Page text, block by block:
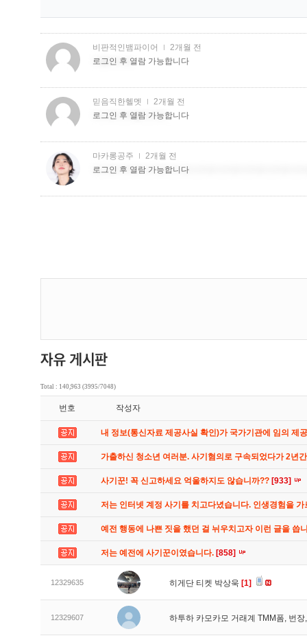
Total : 140,963 (3995/7048)
번호 작성자
내 정보(통신자료 제공사실 확인)가 국가기관에 임의 제
가출하신 청소년 여러분. 사기혐의로 구속되었다가 2년
사기꾼! 꼭 신고하세요 억울하지도 않습니까?? [933]
저는 인터넷 계정 사기를 치고다녔습니다. 인생경험을
예전 행동에 나쁜 짓을 했던 걸 뉘우치고자 이런 글을 씁
저는 예전에 사기꾼이였습니다. [858]
12329635 히게단 티켓 박상욱 [1]
12329607 하투하 카모카모 거래계 TMM폼, 번